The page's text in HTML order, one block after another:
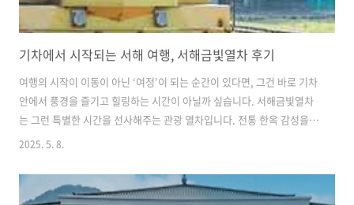
기차에서 시작되는 서해 여행, 서해금빛열차 후기
여행의 시작이 이동이 아닌 ‘여정’이 되는 순간이 있다면, 그건 바로 기차
안에서 풍경을 즐기고 힐링하는 시간이 아닐까 싶습니다. 서해금빛열차
는 그런 특별한 시간을 선사해주는 관광 열차입니다. 전통 한옥 감성을
담은 좌석부터 족욕과 차 한잔의 여유까지, 단순한 교통수단을 넘어선 이
금빛열차(G-Train)는 서울 용산역에서 출발해 서해안을 따라 전북 익산
역까지 운행되는 관광 전용 열차입니다. 매일 한 차례 왕복 운행되며, 약
2025. 5. 8.